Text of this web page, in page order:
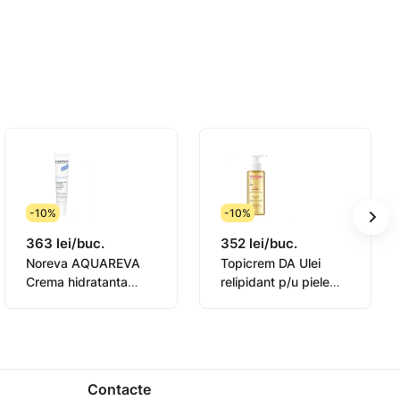
-10%
363 lei/buc.
Noreva AQUAREVA
Crema hidratanta
-10%
352 lei/buc.
Topicrem DA Ulei
relipidant p/u piele
Contacte